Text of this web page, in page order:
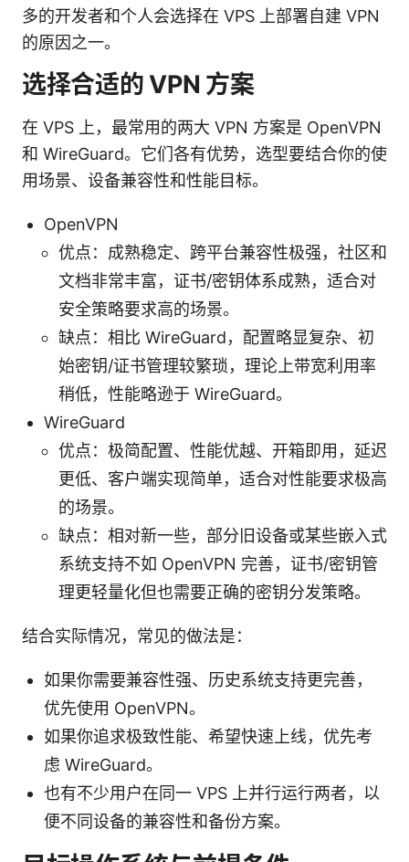
多的开发者和个人会选择在 VPS 上部署自建 VPN
的原因之一。
选择合适的 VPN 方案
在 VPS 上，最常用的两大 VPN 方案是 OpenVPN
和 WireGuard。它们各有优势，选型要结合你的使
用场景、设备兼容性和性能目标。
OpenVPN
优点：成熟稳定、跨平台兼容性极强，社区和
文档非常丰富，证书/密钥体系成熟，适合对
安全策略要求高的场景。
缺点：相比 WireGuard，配置略显复杂、初
始密钥/证书管理较繁琐，理论上带宽利用率
稍低，性能略逊于 WireGuard。
WireGuard
优点：极简配置、性能优越、开箱即用，延迟
更低、客户端实现简单，适合对性能要求极高
的场景。
缺点：相对新一些，部分旧设备或某些嵌入式
系统支持不如 OpenVPN 完善，证书/密钥管
理更轻量化但也需要正确的密钥分发策略。
结合实际情况，常见的做法是：
如果你需要兼容性强、历史系统支持更完善，
优先使用 OpenVPN。
如果你追求极致性能、希望快速上线，优先考
虑 WireGuard。
也有不少用户在同一 VPS 上并行运行两者，以
便不同设备的兼容性和备份方案。